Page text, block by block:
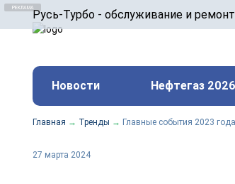
Русь-Турбо - обслуживание и
ООО «Русь-Турбо» занимается
оборудования ТЭС, зарубежных
и других предприятиях.
Реклама. ООО «Русь-Турбо», ИНН
erid: F7NfYUJCUneVdwPs4znf
Новости Нефтегаз 2026
Главная → Тренды → Главные события 2023
27 марта 2024